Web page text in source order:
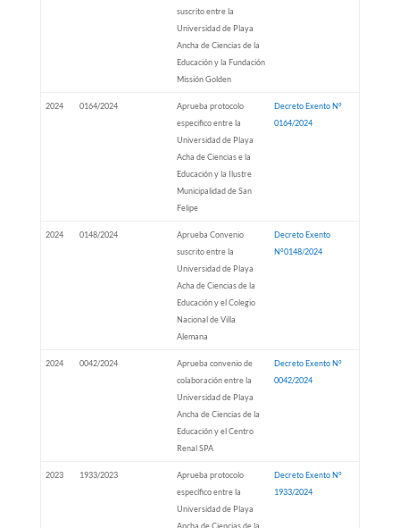
suscrito entre la
Universidad de Playa
Ancha de Ciencias de la
Educación y la Fundación
Missión Golden
2024 0164/2024
Aprueba protocolo
especifico entre la
Universidad de Playa
Acha de Ciencias e la
Educación y la Ilustre
Municipalidad de San
Felipe
Decreto Exento N°
0164/2024
2024 0148/2024
Aprueba Convenio
suscrito entre la
Universidad de Playa
Acha de Ciencias de la
Educación y el Colegio
Nacional de Villa
Alemana
Decreto Exento
N°0148/2024
2024 0042/2024
Aprueba convenio de
colaboración entre la
Universidad de Playa
Ancha de Ciencias de la
Educación y el Centro
Renal SPA
Decreto Exento N°
0042/2024
2023 1933/2023
Aprueba protocolo
específico entre la
Universidad de Playa
Ancha de Ciencias de la
Decreto Exento N°
1933/2024